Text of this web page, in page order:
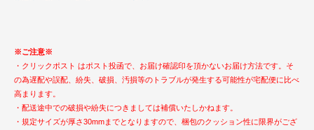
※ご注意※
・クリックポスト はポスト投函で、お届け確認印を頂かないお届け方法です。そ
の為遅配や誤配、紛失、破損、汚損等のトラブルが発生する可能性が宅配便に比べ
高まります。
・配送途中での破損や紛失につきましては補償いたしかねます。
・規定サイズが厚さ30mmまでとなりますので、梱包のクッション性に限界がござ